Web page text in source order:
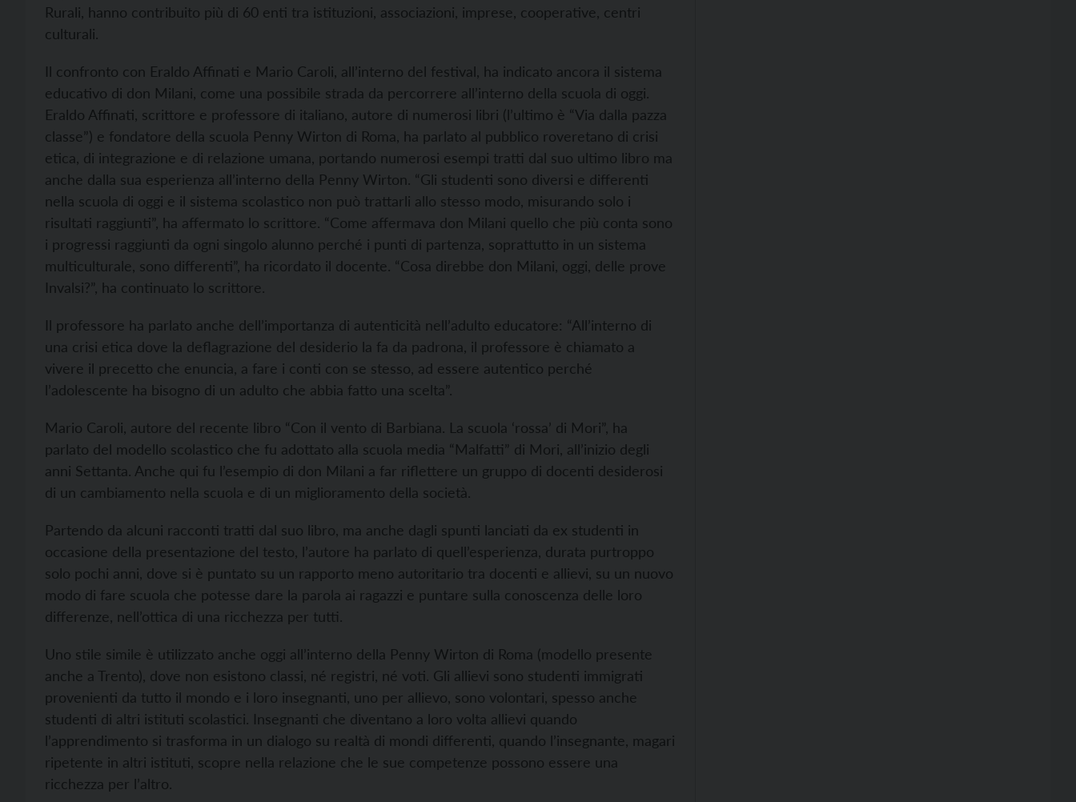
Rurali, hanno contribuito più di 60 enti tra istituzioni, associazioni, imprese, cooperative, centri
culturali.
Il confronto con Eraldo Affinati e Mario Caroli, all’interno del festival, ha indicato ancora il sistema
educativo di don Milani, come una possibile strada da percorrere all’interno della scuola di oggi.
Eraldo Affinati, scrittore e professore di italiano, autore di numerosi libri (l’ultimo è “Via dalla pazza
classe”) e fondatore della scuola Penny Wirton di Roma, ha parlato al pubblico roveretano di crisi
etica, di integrazione e di relazione umana, portando numerosi esempi tratti dal suo ultimo libro ma
anche dalla sua esperienza all’interno della Penny Wirton. “Gli studenti sono diversi e differenti
nella scuola di oggi e il sistema scolastico non può trattarli allo stesso modo, misurando solo i
risultati raggiunti”, ha affermato lo scrittore. “Come affermava don Milani quello che più conta sono
i progressi raggiunti da ogni singolo alunno perché i punti di partenza, soprattutto in un sistema
multiculturale, sono differenti”, ha ricordato il docente. “Cosa direbbe don Milani, oggi, delle prove
Invalsi?”, ha continuato lo scrittore.
Il professore ha parlato anche dell’importanza di autenticità nell’adulto educatore: “All’interno di
una crisi etica dove la deflagrazione del desiderio la fa da padrona, il professore è chiamato a
vivere il precetto che enuncia, a fare i conti con se stesso, ad essere autentico perché
l’adolescente ha bisogno di un adulto che abbia fatto una scelta”.
Mario Caroli, autore del recente libro “Con il vento di Barbiana. La scuola ‘rossa’ di Mori”, ha
parlato del modello scolastico che fu adottato alla scuola media “Malfatti” di Mori, all’inizio degli
anni Settanta. Anche qui fu l’esempio di don Milani a far riflettere un gruppo di docenti desiderosi
di un cambiamento nella scuola e di un miglioramento della società.
Partendo da alcuni racconti tratti dal suo libro, ma anche dagli spunti lanciati da ex studenti in
occasione della presentazione del testo, l’autore ha parlato di quell’esperienza, durata purtroppo
solo pochi anni, dove si è puntato su un rapporto meno autoritario tra docenti e allievi, su un nuovo
modo di fare scuola che potesse dare la parola ai ragazzi e puntare sulla conoscenza delle loro
differenze, nell’ottica di una ricchezza per tutti.
Uno stile simile è utilizzato anche oggi all’interno della Penny Wirton di Roma (modello presente
anche a Trento), dove non esistono classi, né registri, né voti. Gli allievi sono studenti immigrati
provenienti da tutto il mondo e i loro insegnanti, uno per allievo, sono volontari, spesso anche
studenti di altri istituti scolastici. Insegnanti che diventano a loro volta allievi quando
l’apprendimento si trasforma in un dialogo su realtà di mondi differenti, quando l’insegnante, magari
ripetente in altri istituti, scopre nella relazione che le sue competenze possono essere una
ricchezza per l’altro.